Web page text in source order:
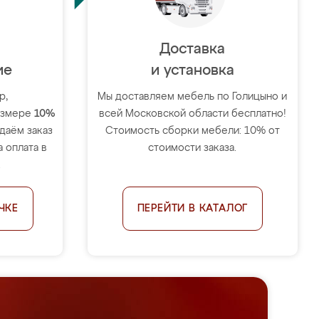
10%
заказ
оплата в
Доставка
и установка
Мы доставляем мебель по Голицыно и
всей Московской области бесплатно!
Стоимость сборки мебели: 10% от
стоимости заказа.
ПЕРЕЙТИ В КАТАЛОГ